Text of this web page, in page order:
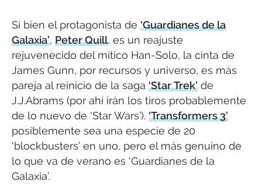
Si bien el protagonista de ‘Guardianes de la
Galaxia’, Peter Quill, es un reajuste
rejuvenecido del mítico Han-Solo, la cinta de
James Gunn, por recursos y universo, es más
pareja al reinicio de la saga ‘Star Trek’ de
J.J.Abrams (por ahí irán los tiros probablemente
de lo nuevo de ‘Star Wars’). ‘Transformers 3’
posiblemente sea una especie de 20
‘blockbusters’ en uno, pero el más genuino de
lo que va de verano es ‘Guardianes de la
Galaxia’.